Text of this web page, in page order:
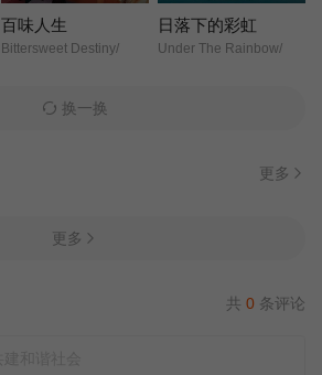
百味人生
Bittersweet Destiny/
日落下的彩虹
Under The Rainbow/
换一换
更多
更多
共 0 条评论